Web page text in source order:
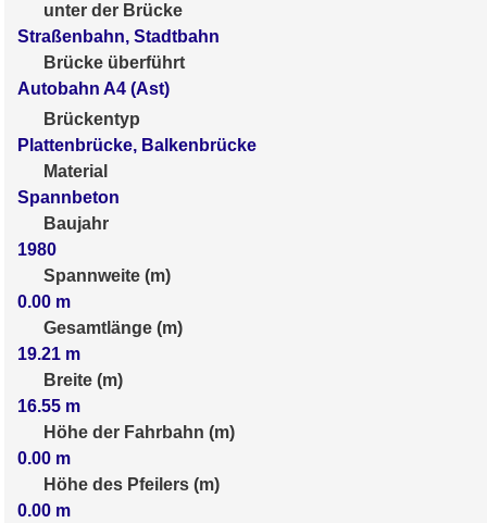
unter der Brücke
Straßenbahn, Stadtbahn
Brücke überführt
Autobahn A4 (Ast)
Brückentyp
Plattenbrücke, Balkenbrücke
Material
Spannbeton
Baujahr
1980
Spannweite (m)
0.00 m
Gesamtlänge (m)
19.21 m
Breite (m)
16.55 m
Höhe der Fahrbahn (m)
0.00 m
Höhe des Pfeilers (m)
0.00 m